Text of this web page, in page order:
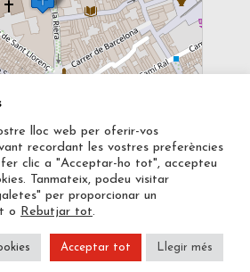
Leaflet
Fundació Educativa Cor de
Maria
legalCor de Maria
lloc web per oferir-vos
recordant les vostres preferències
clic a "Acceptar-ho tot", accepteu
Tanmateix, podeu visitar
per proporcionar un
o Rebutjar tot.
Acceptar tot Llegir més